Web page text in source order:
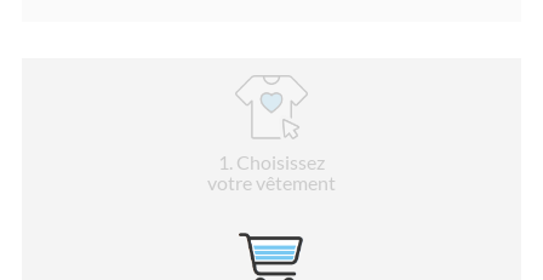
1 . Choisissez
votre vêtement